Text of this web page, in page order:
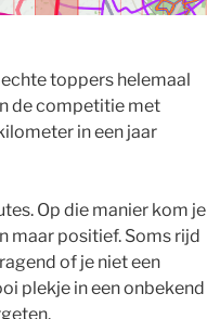
echte toppers helemaal
de competitie met
in een jaar
Op die manier kom je
maar positief. Soms rijd
of je niet een
plekje in een onbekend